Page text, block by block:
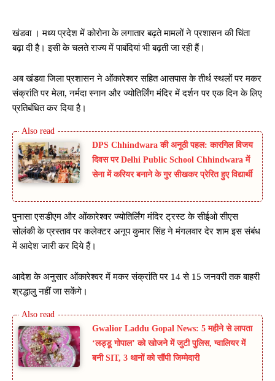
खंडवा । मध्य प्रदेश में कोरोना के लगातार बढ़ते मामलों ने प्रशासन की चिंता
बढ़ा दी है। इसी के चलते राज्य में पाबंदियां भी बढ़ती जा रही हैं।
अब खंडवा जिला प्रशासन ने ओंकारेश्वर सहित आसपास के तीर्थ स्थलों पर मकर
संक्रांति पर मेला, नर्मदा स्नान और ज्योतिर्लिंग मंदिर में दर्शन पर एक दिन के लिए
प्रतिबंधित कर दिया है।
DPS Chhindwara की अनूठी पहल: कारगिल विजय
दिवस पर Delhi Public School Chhindwara में
सेना में करियर बनाने के गुर सीखकर प्रेरित हुए विद्यार्थी
पुनासा एसडीएम और ओंकारेश्वर ज्योतिर्लिंग मंदिर ट्रस्ट के सीईओ सीएस
सोलंकी के प्रस्ताव पर कलेक्टर अनूप कुमार सिंह ने मंगलवार देर शाम इस संबंध
में आदेश जारी कर दिये हैं।
आदेश के अनुसार ओंकारेश्वर में मकर संक्रांति पर 14 से 15 जनवरी तक बाहरी
श्रद्धालु नहीं जा सकेंगे।
Gwalior Laddu Gopal News: 5 महीने से लापता
‘लड्डू गोपाल’ को खोजने में जुटी पुलिस, ग्वालियर में
बनी SIT, 3 थानों को सौंपी जिम्मेदारी